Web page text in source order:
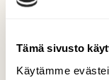
Tämä sivusto
Käytämme